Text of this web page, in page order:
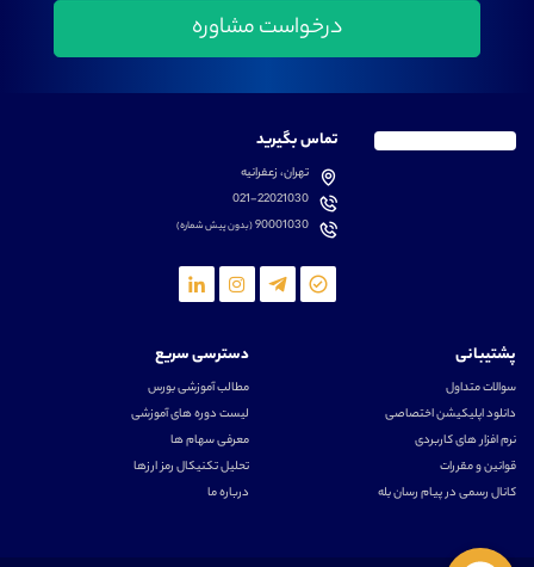
تماس بگیرید
تهران، زعفرانیه
021-22021030
90001030(بدون پیش شماره)
پشتیبانی
سوالات متداول
دانلود اپلیکیشن اختصاصی
نرم افزار های کاربردی
قوانین و مقررات
کانال رسمی در پیام رسان بله
دسترسی سریع
مطالب آموزشی بورس
لیست دوره های آموزشی
معرفی سهام ها
تحلیل تکنیکال رمز ارزها
درباره ما